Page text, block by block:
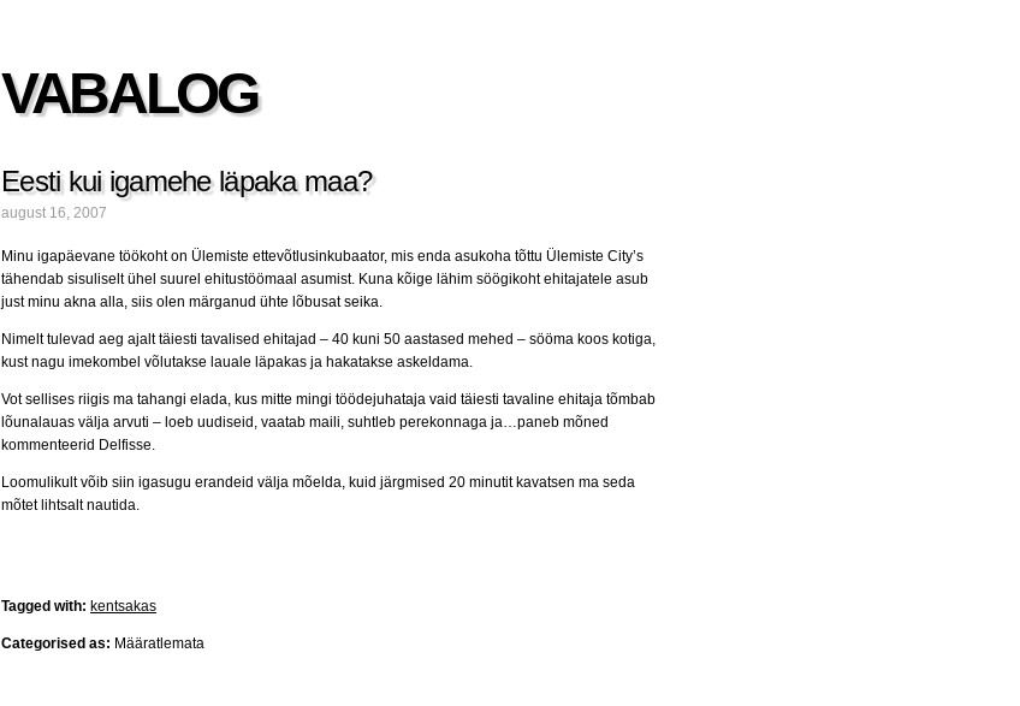
VABALOG
Eesti kui igamehe läpaka maa?
august 16, 2007
Minu igapäevane töökoht on Ülemiste ettevõtlusinkubaator, mis enda asukoha tõttu Ülemiste City’s
tähendab sisuliselt ühel suurel ehitustöömaal asumist. Kuna kõige lähim söögikoht ehitajatele asub
just minu akna alla, siis olen märganud ühte lõbusat seika.
Nimelt tulevad aeg ajalt täiesti tavalised ehitajad – 40 kuni 50 aastased mehed – sööma koos kotiga,
kust nagu imekombel võlutakse lauale läpakas ja hakatakse askeldama.
Vot sellises riigis ma tahangi elada, kus mitte mingi töödejuhataja vaid täiesti tavaline ehitaja tõmbab
lõunalauas välja arvuti – loeb uudiseid, vaatab maili, suhtleb perekonnaga ja…paneb mõned
kommenteerid Delfisse.
Loomulikult võib siin igasugu erandeid välja mõelda, kuid järgmised 20 minutit kavatsen ma seda
mõtet lihtsalt nautida.
Tagged with: kentsakas
Categorised as: Määratlemata